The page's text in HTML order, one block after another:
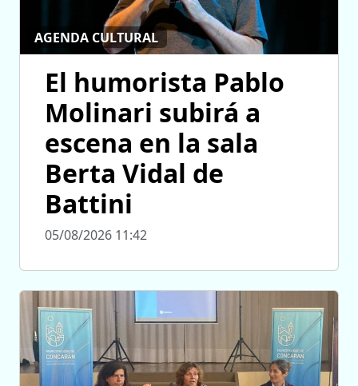
AGENDA CULTURAL
El humorista Pablo
Molinari subirá a
escena en la sala
Berta Vidal de
Battini
05/08/2026 11:42